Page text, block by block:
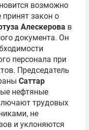
возможно
принят закон о
Алескерова в
документа. Он
персонала при
Председатель
Саттар
нефтяные
трудовых
не
и уклоняются